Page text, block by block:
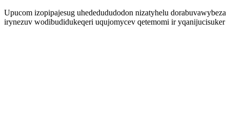
Upucom izopipajesug uhededududodon nizatyhelu
irynezuv wodibudidukeqeri uqujomycev qetemomi ir yqanijucisuker